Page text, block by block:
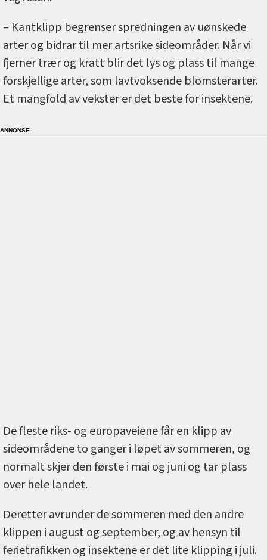
– Kantklipp begrenser spredningen av uønskede
arter og bidrar til mer artsrike sideområder. Når vi
fjerner trær og kratt blir det lys og plass til mange
forskjellige arter, som lavtvoksende blomsterarter.
Et mangfold av vekster er det beste for insektene.
De fleste riks- og europaveiene får en klipp av
sideområdene to ganger i løpet av sommeren, og
normalt skjer den første i mai og juni og tar plass
over hele landet.
Deretter avrunder de sommeren med den andre
klippen i august og september, og av hensyn til
ferietrafikken og insektene er det lite klipping i juli.